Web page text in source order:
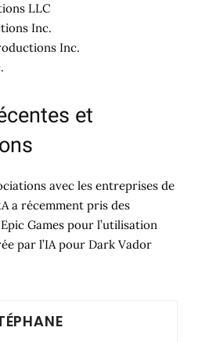
LLC
Inc.
Inc.
et
avec les entreprises de
a récemment pris des
Games pour l’utilisation
par l’IA pour Dark Vador